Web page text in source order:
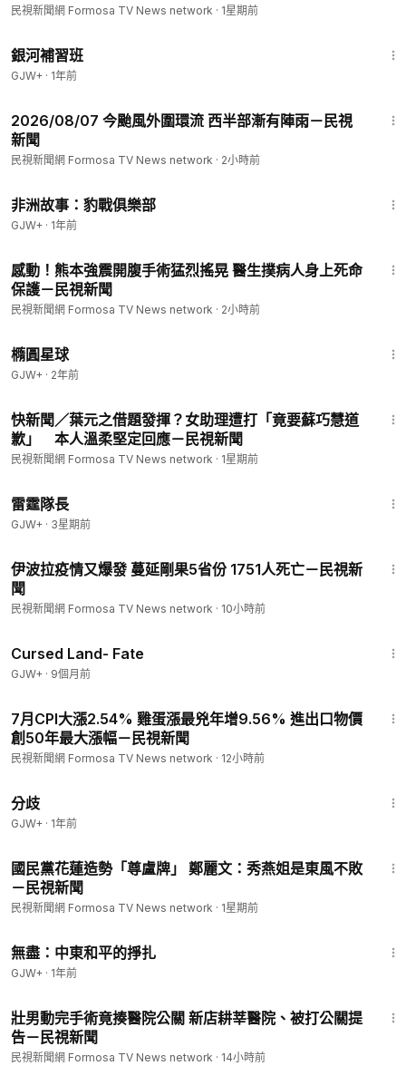
民視新聞網 Formosa TV News network · 1星期前
銀河補習班
GJW+ · 1年前
2026/08/07 今颱風外圍環流 西半部漸有陣雨－民視
新聞
民視新聞網 Formosa TV News network · 2小時前
非洲故事：豹戰俱樂部
GJW+ · 1年前
感動！熊本強震開腹手術猛烈搖晃 醫生撲病人身上死命
保護－民視新聞
民視新聞網 Formosa TV News network · 2小時前
橢圓星球
GJW+ · 2年前
快新聞／葉元之借題發揮？女助理遭打「竟要蘇巧慧道
歉」 本人溫柔堅定回應－民視新聞
民視新聞網 Formosa TV News network · 1星期前
雷霆隊長
GJW+ · 3星期前
伊波拉疫情又爆發 蔓延剛果5省份 1751人死亡－民視新
聞
民視新聞網 Formosa TV News network · 10小時前
Cursed Land- Fate
GJW+ · 9個月前
7月CPI大漲2.54% 雞蛋漲最兇年增9.56% 進出口物價
創50年最大漲幅－民視新聞
民視新聞網 Formosa TV News network · 12小時前
分歧
GJW+ · 1年前
國民黨花蓮造勢「尊盧牌」 鄭麗文：秀燕姐是東風不敗
－民視新聞
民視新聞網 Formosa TV News network · 1星期前
無盡：中東和平的掙扎
GJW+ · 1年前
壯男動完手術竟揍醫院公關 新店耕莘醫院、被打公關提
告－民視新聞
民視新聞網 Formosa TV News network · 14小時前